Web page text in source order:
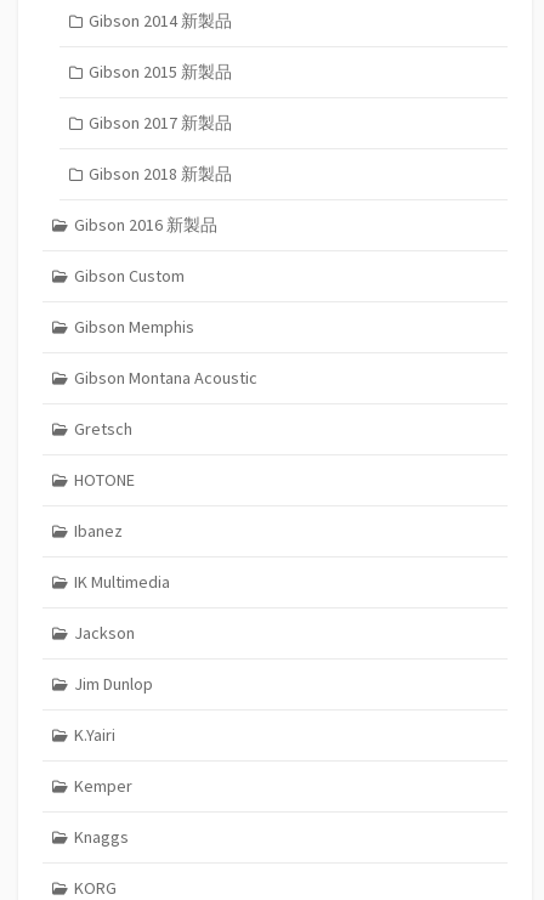
Gibson 2014 新製品
Gibson 2015 新製品
Gibson 2017 新製品
Gibson 2018 新製品
Gibson 2016 新製品
Gibson Custom
Gibson Memphis
Gibson Montana Acoustic
Gretsch
HOTONE
Ibanez
IK Multimedia
Jackson
Jim Dunlop
K.Yairi
Kemper
Knaggs
KORG